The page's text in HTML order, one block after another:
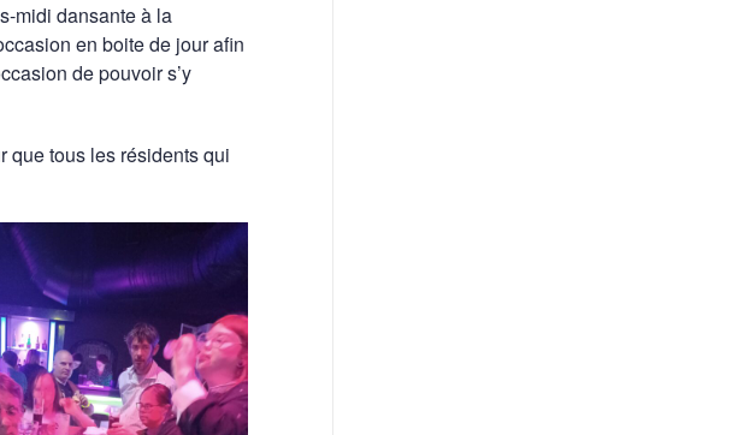
midi dansante à la
en boite de jour afin
de pouvoir s’y
que tous les résidents qui